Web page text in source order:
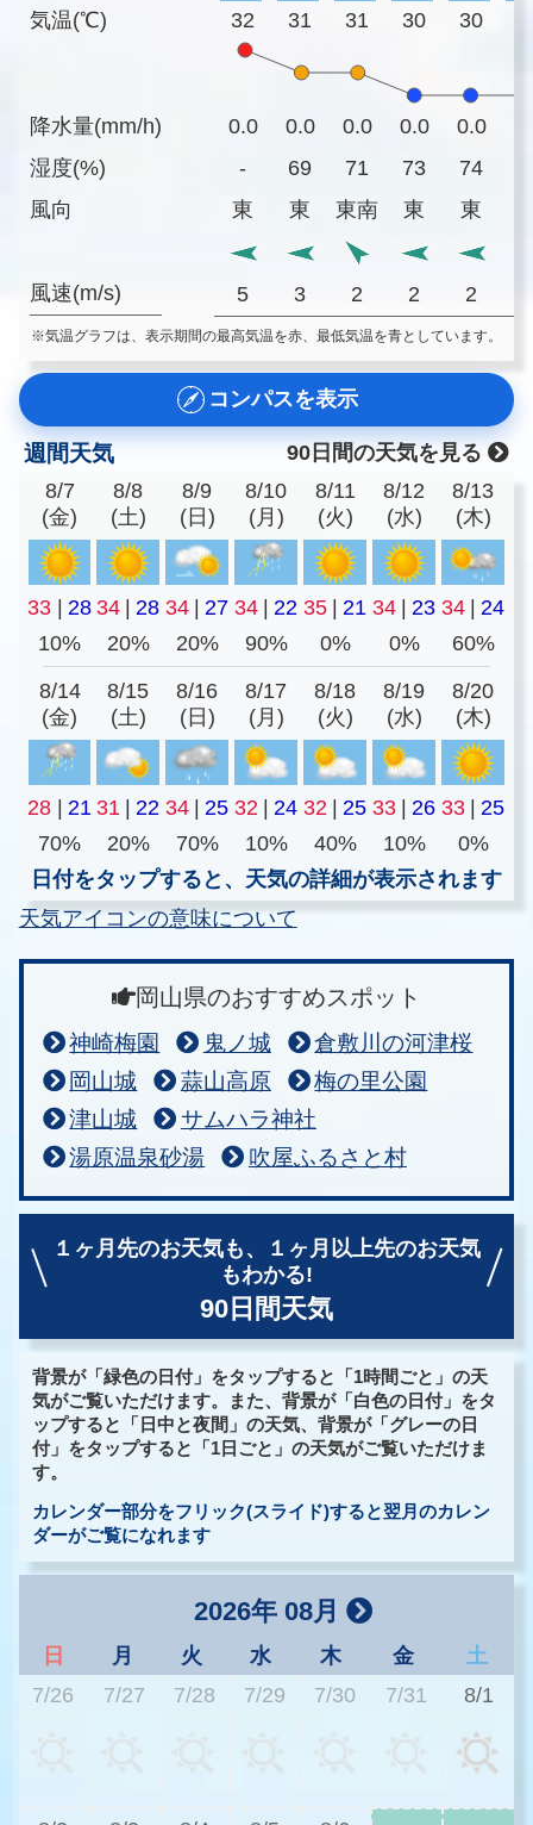
気温(℃)
降水量(mm/h)
湿度(%)
風向
風速(m/s)
32 31 31 30 30
0.0 0.0 0.0 0.0 0.0
-
69 71 73 74
東
東 東南 東 東
5 3 2 2 2
※気温グラフは、表示期間の最高気温を赤、最低気温を青としています。
コンパスを表示
週間天気
90日間の天気を見る
8/7
(金)
8/8
(土)
8/9
(日)
8/10
(月)
8/11
(火)
8/12
(水)
8/13
(木)
33 | 28 34 | 28 34 | 27 34 | 22 35 | 21 34 | 23 34 | 24
10%
20% 20% 90% 0% 0% 60%
8/14
(金)
8/15
(土)
8/16
(日)
8/17
(月)
8/18
(火)
8/19
(水)
8/20
(木)
28 | 21 31 | 22 34 | 25 32 | 24 32 | 25 33 | 26 33 | 25
70%
20% 70% 10% 40% 10%
0%
日付をタップすると、天気の詳細が表示されます
天気アイコンの意味について
岡山県のおすすめスポット
神崎梅園 鬼ノ城
倉敷川の河津桜
岡山城
蒜山高原
梅の里公園
津山城
サムハラ神社
湯原温泉砂湯
吹屋ふるさと村
１ヶ月先のお天気も、
１ヶ月以上先のお天気
もわかる!
90日間天気
背景が「緑色の日付」をタップすると「1時間ごと」の天
気がご覧いただけます。また、背景が「白色の日付」をタ
ップすると「日中と夜間」の天気、背景が「グレーの日
付」をタップすると「1日ごと」の天気がご覧いただけま
す。
カレンダー部分をフリック(スライド)すると翌月のカレン
ダーがご覧になれます
2026年 08月
日 月 火 水 木 金
土
7/26
7/27 7/28 7/29 7/30 7/31 8/1